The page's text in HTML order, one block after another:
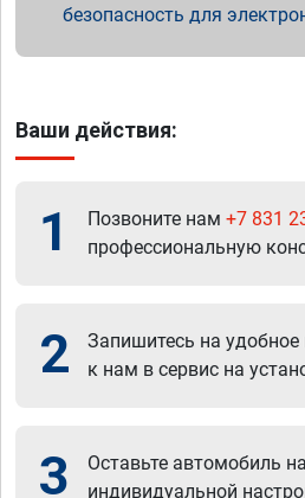
безопасность для
Ваши действия:
1 Позвоните нам +7 831
профессиональную
2
Запишитесь на
к нам в сервис на
3
Оставьте автомобиль
индивидуальной